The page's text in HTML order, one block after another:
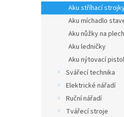
Aku stříhací
Aku míchadlo
Aku nůžky na plech
Aku ledničky
Aku nýtovací
Svářecí technika
Elektrické nářadí
Ruční nářadí
Tvářecí stroje